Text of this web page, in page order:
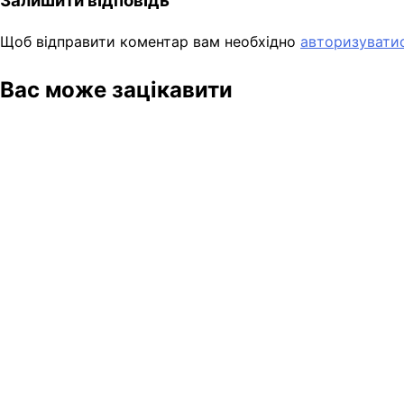
Щоб відправити коментар вам необхідно
Вас може зацікавити